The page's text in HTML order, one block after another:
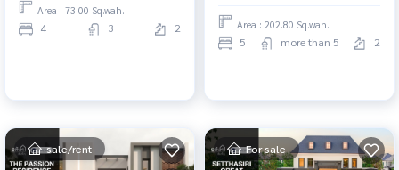
Area : 73.00 Sq.wah.
4 3 2 Area : 202.80 Sq.wah.
5 more than 5 2
sale/rent For sale